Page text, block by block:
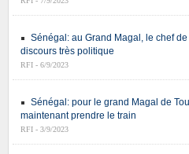
Sénégal: au Grand Magal, le chef
discours très politique
RFI - 6/9/2023
Sénégal: pour le grand Magal de
maintenant prendre le train
RFI - 3/9/2023